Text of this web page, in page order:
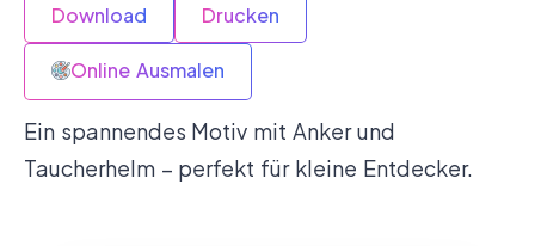
Download Drucken
Online Ausmalen
Ein spannendes Motiv mit Anker und
Taucherhelm – perfekt für kleine Entdecker.